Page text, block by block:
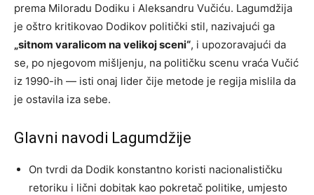
prema Miloradu Dodiku i Aleksandru Vučiću. Lagumdžija
je oštro kritikovao Dodikov politički stil, nazivajući ga
„sitnom varalicom na velikoj sceni“, i upozoravajući da
se, po njegovom mišljenju, na političku scenu vraća Vučić
iz 1990-ih — isti onaj lider čije metode je regija mislila da
je ostavila iza sebe.
Glavni navodi Lagumdžije
On tvrdi da Dodik konstantno koristi nacionalističku
retoriku i lični dobitak kao pokretač politike, umjesto